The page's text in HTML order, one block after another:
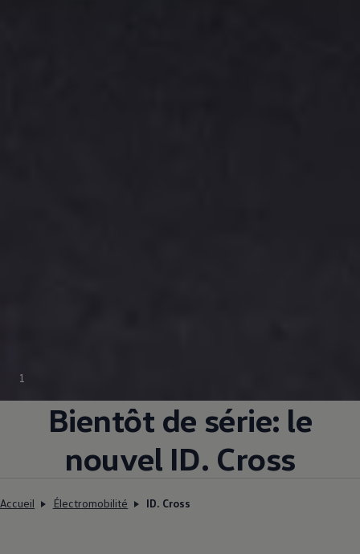
1
Bientôt de série: le
nouvel ID. Cross
Accueil Électromobilité ID. Cross